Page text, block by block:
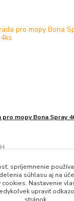
pro mopy Bona Spray
Pridať do košíka
strana z 1
spríjemnenie
súhlasu aj na
cookies. Nastavenie
upraviť